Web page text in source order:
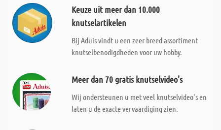
Keuze uit meer dan 10.000
knutselartikelen
Bij Aduis vindt u een zeer breed assortiment
knutselbenodigdheden voor uw hobby.
Meer dan 70 gratis knutselvideo's
Wij ondersteunen u met veel knutselvideo's en
laten u de exacte vervaardiging zien.